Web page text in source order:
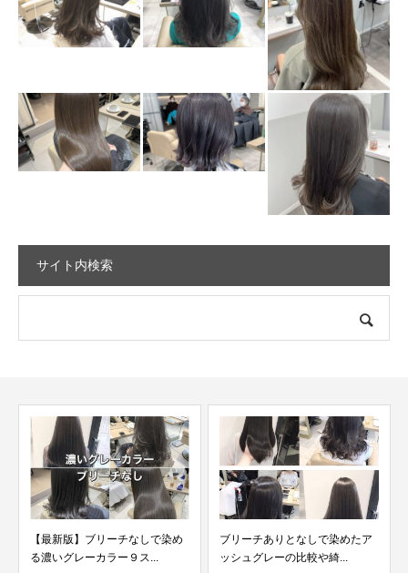
サイト内検索
ブリーチありとなしで染めたア
ッシュグレーの比較や綺...
【明るめから暗め20選】ブリー
チなしのラベンダーア...